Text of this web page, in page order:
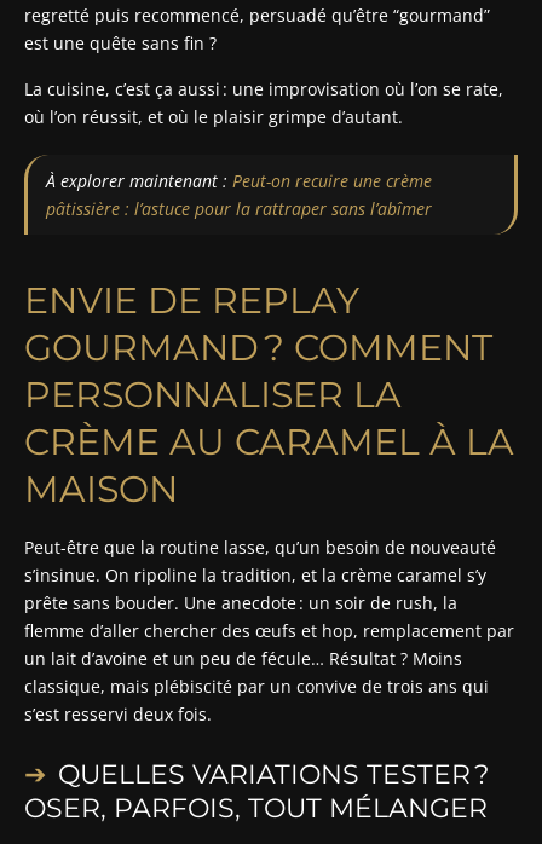
regretté puis recommencé, persuadé qu’être “gourmand”
est une quête sans fin ?
La cuisine, c’est ça aussi : une improvisation où l’on se rate,
où l’on réussit, et où le plaisir grimpe d’autant.
À explorer maintenant : Peut-on recuire une crème
pâtissière : l’astuce pour la rattraper sans l’abîmer
ENVIE DE REPLAY
GOURMAND ? COMMENT
PERSONNALISER LA
CRÈME AU CARAMEL À LA
MAISON
Peut-être que la routine lasse, qu’un besoin de nouveauté
s’insinue. On ripoline la tradition, et la crème caramel s’y
prête sans bouder. Une anecdote : un soir de rush, la
flemme d’aller chercher des œufs et hop, remplacement par
un lait d’avoine et un peu de fécule… Résultat ? Moins
classique, mais plébiscité par un convive de trois ans qui
s’est resservi deux fois.
QUELLES VARIATIONS TESTER ?
OSER, PARFOIS, TOUT MÉLANGER